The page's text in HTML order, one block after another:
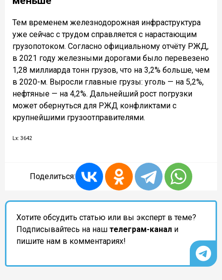
Тем временем железнодорожная инфраструктура
уже сейчас с трудом справляется с нарастающим
грузопотоком. Согласно официальному отчёту РЖД,
в 2021 году железными дорогами было перевезено
1,28 миллиарда тонн грузов, что на 3,2% больше, чем
в 2020-м. Выросли главные грузы: уголь — на 5,2%,
нефтяные — на 4,2%. Дальнейший рост погрузки
может обернуться для РЖД конфликтами с
крупнейшими грузоотправителями.
Lx: 3642
Поделиться:
Хотите обсудить статью или вы эксперт в теме?
Подписывайтесь на наш телеграм-канал и
пишите нам в комментариях!